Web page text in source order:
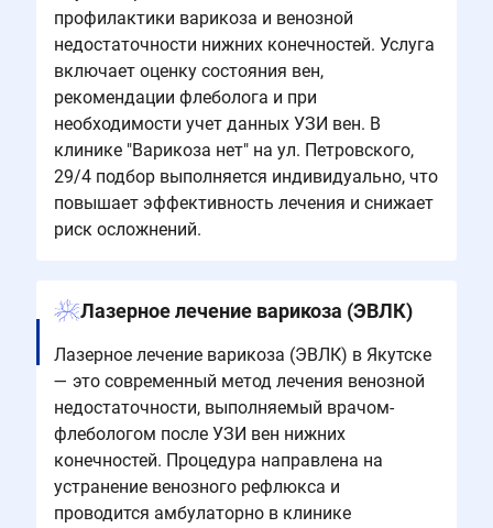
профилактики варикоза и венозной
недостаточности нижних конечностей. Услуга
включает оценку состояния вен,
рекомендации флеболога и при
необходимости учет данных УЗИ вен. В
клинике "Варикоза нет" на ул. Петровского,
29/4 подбор выполняется индивидуально, что
повышает эффективность лечения и снижает
риск осложнений.
Лазерное лечение варикоза (ЭВЛК)
Лазерное лечение варикоза (ЭВЛК) в Якутске
— это современный метод лечения венозной
недостаточности, выполняемый врачом-
флебологом после УЗИ вен нижних
конечностей. Процедура направлена на
устранение венозного рефлюкса и
проводится амбулаторно в клинике